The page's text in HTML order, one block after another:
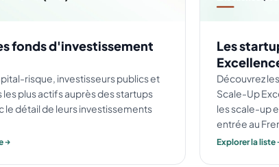
fonds d'investissement
risque, investisseurs publics et
les plus actifs auprès des startups
le détail de leurs investissements
Les
Découvrez
Scale-Up
les scale-up
entrée au
Explorer la liste